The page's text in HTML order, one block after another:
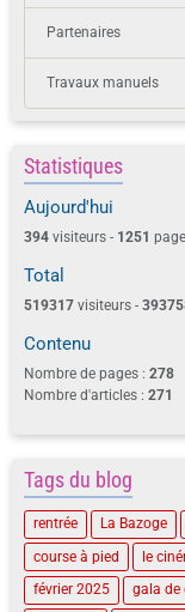
Partenaires
Travaux manuels
Statistiques
Aujourd'hui
394 visiteurs - 1251
Total
519317 visiteurs -
Contenu
Nombre de pages : 278
Nombre d'articles : 271
Tags du blog
rentrée La Bazoge
course à pied
le
février 2025
gala de